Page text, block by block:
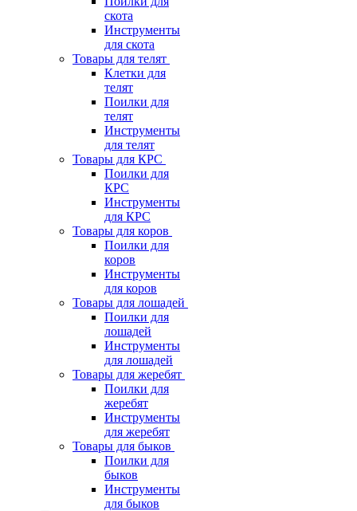
скота
Инструменты
для скота
Товары для телят
Клетки для
телят
Поилки для
телят
Инструменты
для телят
Товары для КРС
Поилки для
КРС
Инструменты
для КРС
Товары для коров
Поилки для
коров
Инструменты
для коров
Товары для лошадей
Поилки для
лошадей
Инструменты
для лошадей
Товары для жеребят
Поилки для
жеребят
Инструменты
для жеребят
Товары для быков
Поилки для
быков
Инструменты
для быков